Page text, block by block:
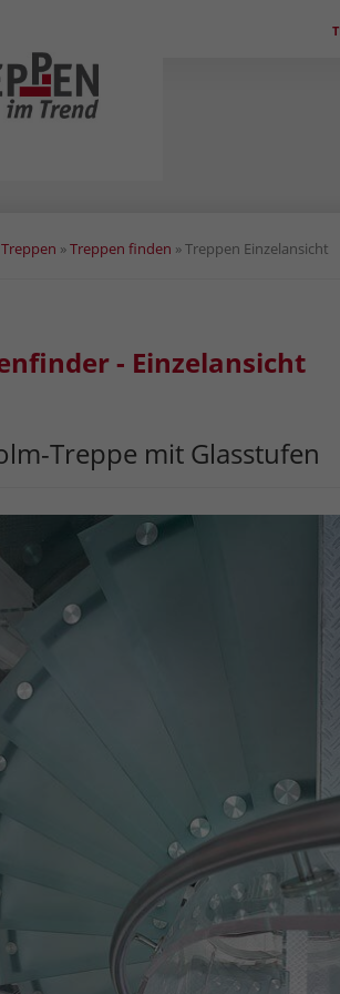
Treppen »Treppen finden »Treppen Einzelansicht
- Einzelansicht
Treppe mit Glasstufen